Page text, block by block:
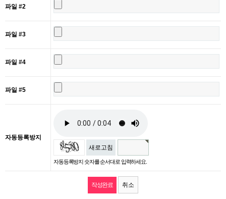
파일 #2
파일 #3
파일 #4
파일 #5
자동등록방지
새로고침
자동등록방지 숫자를 순서대로 입력하세요.
취소